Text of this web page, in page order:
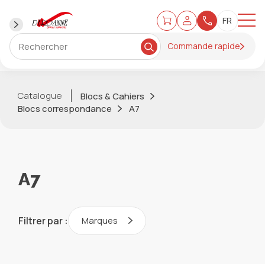
Commande rapide
Catalogue
Blocs & Cahiers
Blocs correspondance
A7
A7
Filtrer par : Marques